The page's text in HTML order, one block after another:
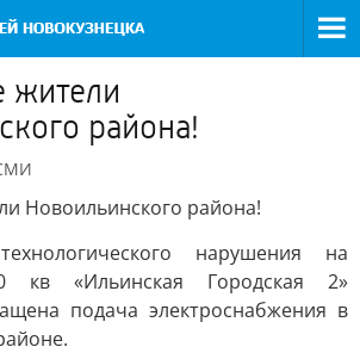
жители
района!
Новоильинского района!
нарушения на
кв «Ильинская Городская 2»
подача электроснабжения в